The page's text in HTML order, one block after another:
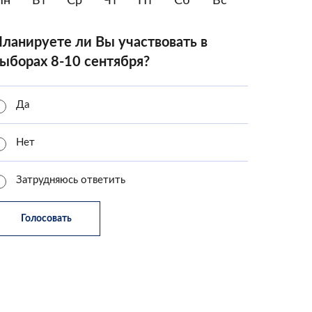
ли Вы участвовать в
8-10 сентября?
Да
Нет
Затрудняюсь ответить